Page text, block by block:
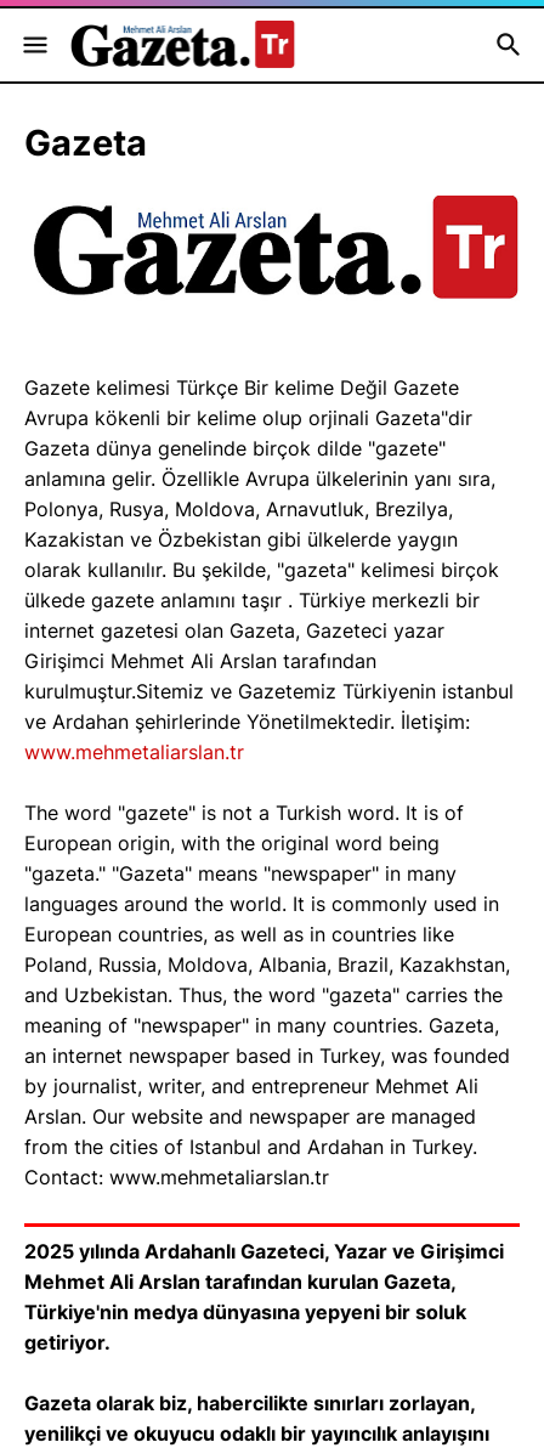
Gazeta
Gazete kelimesi Türkçe Bir kelime Değil Gazete
Avrupa kökenli bir kelime olup orjinali Gazeta"dir
Gazeta dünya genelinde birçok dilde "gazete"
anlamına gelir. Özellikle Avrupa ülkelerinin yanı sıra,
Polonya, Rusya, Moldova, Arnavutluk, Brezilya,
Kazakistan ve Özbekistan gibi ülkelerde yaygın
olarak kullanılır. Bu şekilde, "gazeta" kelimesi birçok
ülkede gazete anlamını taşır . Türkiye merkezli bir
internet gazetesi olan Gazeta, Gazeteci yazar
Girişimci Mehmet Ali Arslan tarafından
kurulmuştur.Sitemiz ve Gazetemiz Türkiyenin istanbul
ve Ardahan şehirlerinde Yönetilmektedir. İletişim:
www.mehmetaliarslan.tr
The word "gazete" is not a Turkish word. It is of
European origin, with the original word being
"gazeta." "Gazeta" means "newspaper" in many
languages around the world. It is commonly used in
European countries, as well as in countries like
Poland, Russia, Moldova, Albania, Brazil, Kazakhstan,
and Uzbekistan. Thus, the word "gazeta" carries the
meaning of "newspaper" in many countries. Gazeta,
an internet newspaper based in Turkey, was founded
by journalist, writer, and entrepreneur Mehmet Ali
Arslan. Our website and newspaper are managed
from the cities of Istanbul and Ardahan in Turkey.
Contact: www.mehmetaliarslan.tr
2025 yılında Ardahanlı Gazeteci, Yazar ve Girişimci
Mehmet Ali Arslan tarafından kurulan Gazeta,
Türkiye'nin medya dünyasına yepyeni bir soluk
getiriyor.
Gazeta olarak biz, habercilikte sınırları zorlayan,
yenilikçi ve okuyucu odaklı bir yayıncılık anlayışını